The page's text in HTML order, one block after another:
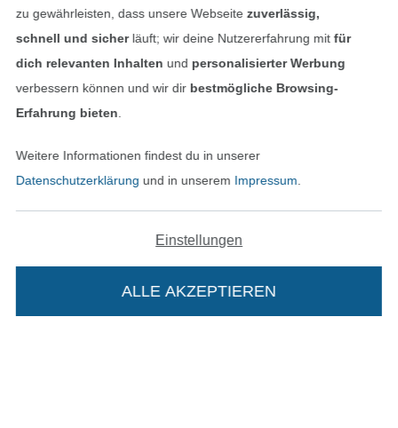
Impressum
AGB
Widerrufsrecht
In den deutschen Shop wechseln (aktuell
zu gewährleisten, dass unsere Webseite zuverlässig,
schnell und sicherläuft; wir deine Nutzererfahrung mitfür
dich relevanten Inhalten und personalisierter Werbung
verbessern können und wir dir bestmögliche Browsing-
Erfahrung bieten
Weitere Informationen findest du in unserer
Datenschutzerklärung und in unserem Impressum
Einstellungen
ALLE AKZEPTIEREN